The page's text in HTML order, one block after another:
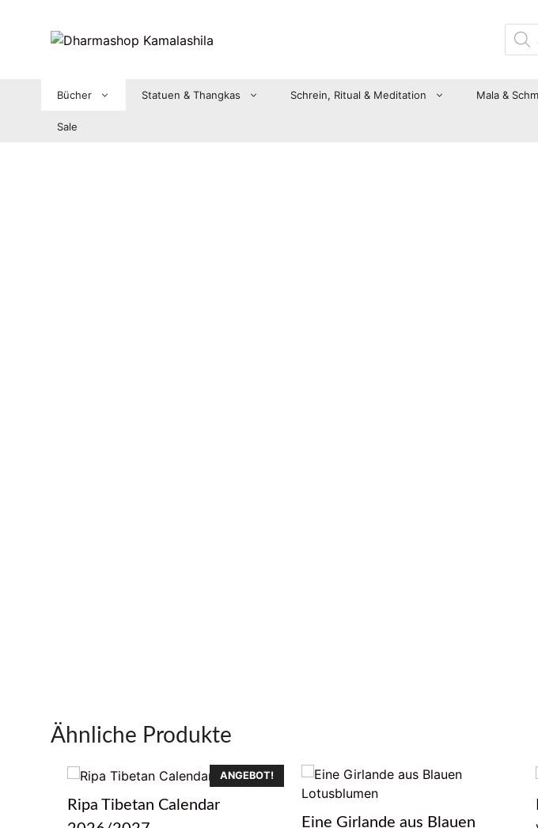
nach
Bücher Statuen & Thangkas Schrein, Ritual & Meditation Mala &
Sale
Ähnliche Produkte
ANGEBOT!
Ripa Tibetan Calendar
Eine Girlande aus Blauen